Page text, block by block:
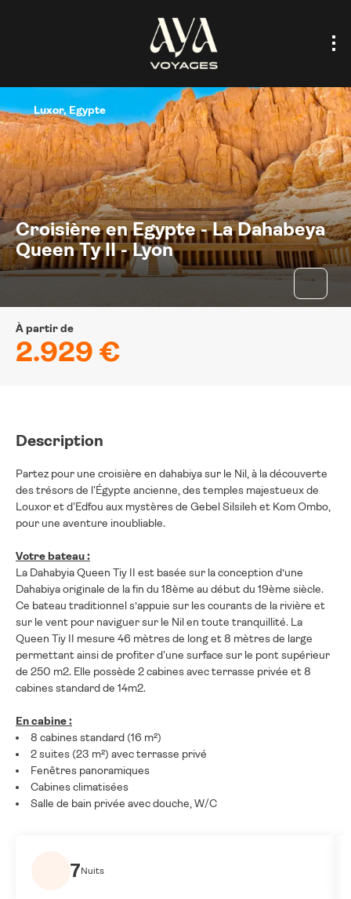
Croisière en Egypte - La Dahabeya
Queen Ty II - Lyon
Luxor, Egypte
À partir de
2.929 €
Description
Partez pour une croisière en dahabiya sur le Nil, à la découverte
des trésors de l'Égypte ancienne, des temples majestueux de
Louxor et d'Edfou aux mystères de Gebel Silsileh et Kom Ombo,
pour une aventure inoubliable.
Votre bateau :
La Dahabyia Queen Tiy II est basée sur la conception d’une
Dahabiya originale de la fin du 18ème au début du 19ème siècle.
Ce bateau traditionnel s’appuie sur les courants de la rivière et
sur le vent pour naviguer sur le Nil en toute tranquillité. La
Queen Tiy II mesure 46 mètres de long et 8 mètres de large
permettant ainsi de profiter d'une surface sur le pont supérieur
de 250 m2. Elle possède 2 cabines avec terrasse privée et 8
cabines standard de 14m2.
En cabine :
8 cabines standard (16 m²)
2 suites (23 m²) avec terrasse privé
Fenêtres panoramiques
Cabines climatisées
Salle de bain privée avec douche, W/C
7Nuits